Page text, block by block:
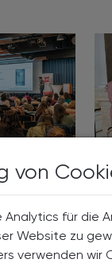
von
für die
Website zu
verwenden wir
2026